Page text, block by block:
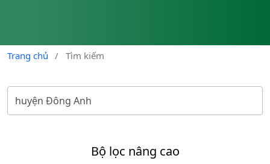
Trang chủ / Tìm kiếm
Bộ lọc nâng cao